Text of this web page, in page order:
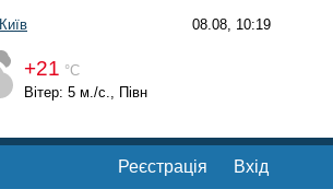
Київ 08.08, 10:19
+21 °С
Вітер: 5 м./с., Півн
Реєстрація Вхід